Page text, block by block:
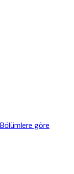
Bölümlere göre